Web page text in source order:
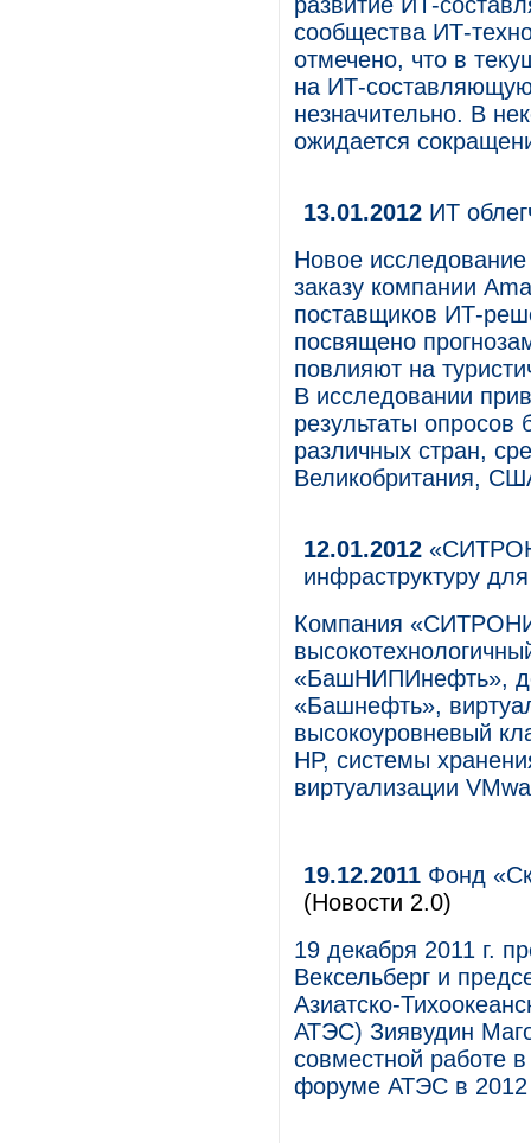
сообщества ИТ-
отмечено, что в
на ИТ-составляющую
незначительно. В
ожидается
13.01.2012 ИТ
Новое
заказу компании
поставщиков ИТ-
посвящено
повлияют на
В исследовании
результаты опросов
различных стран,
Великобритания,
12.01.2012
инфраструктуру
Компания
«БашНИПИнефть»,
«Башнефть»,
высокоуровневый
HP, системы
виртуализации
19.12.2011 Фонд
(Новости 2.0)
19 декабря 2011 г.
Вексельберг и
Азиатско-
АТЭС) Зиявудин
совместной работе
форуме АТЭС в 2012